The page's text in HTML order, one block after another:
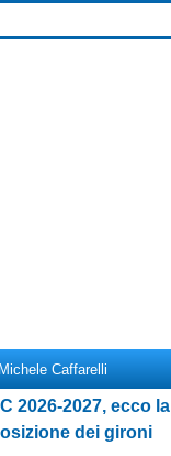
Caffarelli
2026-2027, ecco la
dei gironi